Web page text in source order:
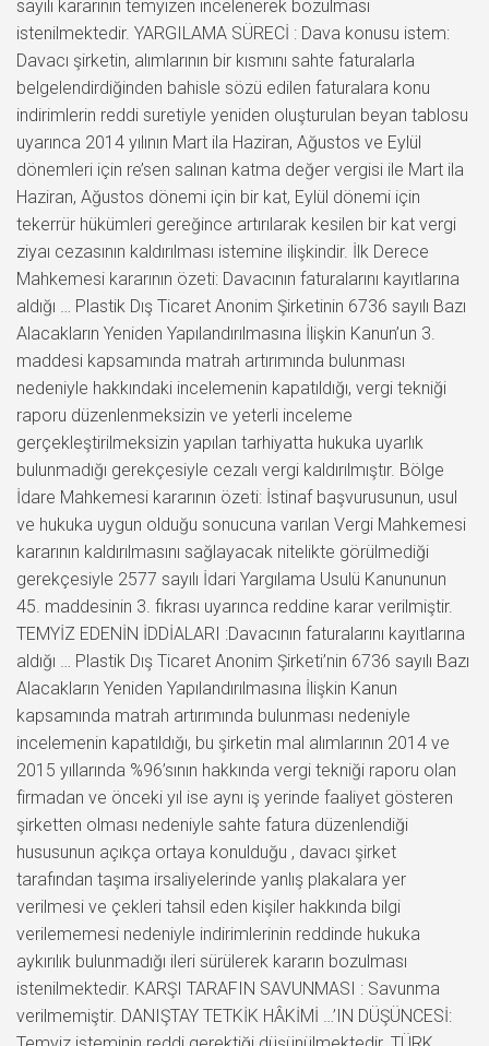
sayılı kararının temyizen incelenerek bozulması
istenilmektedir. YARGILAMA SÜRECİ : Dava konusu istem:
Davacı şirketin, alımlarının bir kısmını sahte faturalarla
belgelendirdiğinden bahisle sözü edilen faturalara konu
indirimlerin reddi suretiyle yeniden oluşturulan beyan tablosu
uyarınca 2014 yılının Mart ila Haziran, Ağustos ve Eylül
dönemleri için re’sen salınan katma değer vergisi ile Mart ila
Haziran, Ağustos dönemi için bir kat, Eylül dönemi için
tekerrür hükümleri gereğince artırılarak kesilen bir kat vergi
ziyaı cezasının kaldırılması istemine ilişkindir. İlk Derece
Mahkemesi kararının özeti: Davacının faturalarını kayıtlarına
aldığı … Plastik Dış Ticaret Anonim Şirketinin 6736 sayılı Bazı
Alacakların Yeniden Yapılandırılmasına İlişkin Kanun’un 3.
maddesi kapsamında matrah artırımında bulunması
nedeniyle hakkındaki incelemenin kapatıldığı, vergi tekniği
raporu düzenlenmeksizin ve yeterli inceleme
gerçekleştirilmeksizin yapılan tarhiyatta hukuka uyarlık
bulunmadığı gerekçesiyle cezalı vergi kaldırılmıştır. Bölge
İdare Mahkemesi kararının özeti: İstinaf başvurusunun, usul
ve hukuka uygun olduğu sonucuna varılan Vergi Mahkemesi
kararının kaldırılmasını sağlayacak nitelikte görülmediği
gerekçesiyle 2577 sayılı İdari Yargılama Usulü Kanununun
45. maddesinin 3. fıkrası uyarınca reddine karar verilmiştir.
TEMYİZ EDENİN İDDİALARI :Davacının faturalarını kayıtlarına
aldığı … Plastik Dış Ticaret Anonim Şirketi’nin 6736 sayılı Bazı
Alacakların Yeniden Yapılandırılmasına İlişkin Kanun
kapsamında matrah artırımında bulunması nedeniyle
incelemenin kapatıldığı, bu şirketin mal alımlarının 2014 ve
2015 yıllarında %96’sının hakkında vergi tekniği raporu olan
firmadan ve önceki yıl ise aynı iş yerinde faaliyet gösteren
şirketten olması nedeniyle sahte fatura düzenlendiği
hususunun açıkça ortaya konulduğu , davacı şirket
tarafından taşıma irsaliyelerinde yanlış plakalara yer
verilmesi ve çekleri tahsil eden kişiler hakkında bilgi
verilememesi nedeniyle indirimlerinin reddinde hukuka
aykırılık bulunmadığı ileri sürülerek kararın bozulması
istenilmektedir. KARŞI TARAFIN SAVUNMASI : Savunma
verilmemiştir. DANIŞTAY TETKİK HÂKİMİ …’IN DÜŞÜNCESİ: